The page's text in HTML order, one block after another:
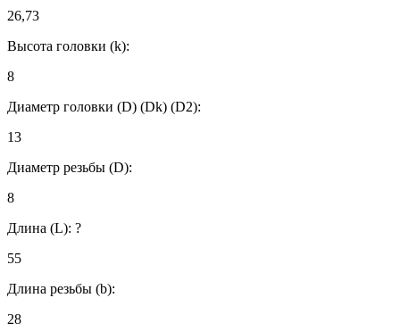
26,73
Высота головки (k):
8
Диаметр головки (D) (Dk) (D2):
13
Диаметр резьбы (D):
8
Длина (L): ?
55
Длина резьбы (b):
28